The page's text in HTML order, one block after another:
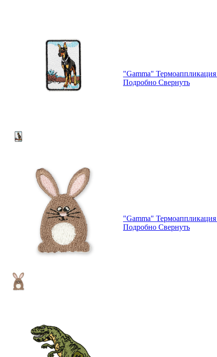
"Gamma"
Подробно Свернуть
"Gamma"
Подробно Свернуть